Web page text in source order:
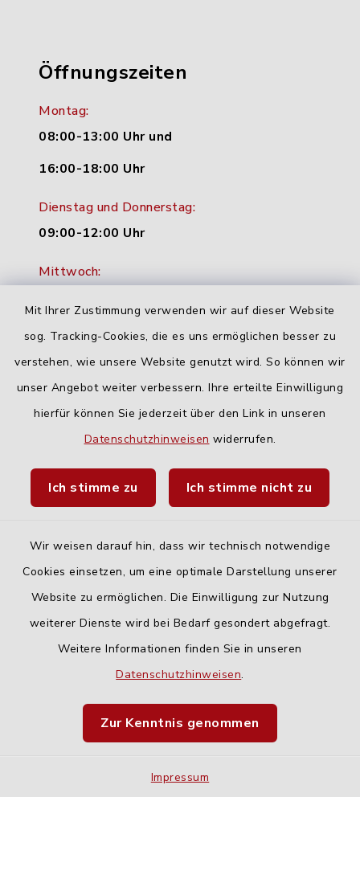
Mit Ihrer Zustimmung verwenden wir auf dieser Website
sog. Tracking-Cookies, die es uns ermöglichen besser zu
verstehen, wie unsere Website genutzt wird. So können wir
unser Angebot weiter verbessern. Ihre erteilte Einwilligung
hierfür können Sie jederzeit über den Link in unseren
Datenschutzhinweisen widerrufen.
Ich stimme zu Ich stimme nicht zu
Wir weisen darauf hin, dass wir technisch notwendige
Cookies einsetzen, um eine optimale Darstellung unserer
Website zu ermöglichen. Die Einwilligung zur Nutzung
weiterer Dienste wird bei Bedarf gesondert abgefragt.
Weitere Informationen finden Sie in unseren
Datenschutzhinweisen.
Zur Kenntnis genommen
Impressum
Öffnungszeiten
Montag:
08:00-13:00 Uhr und
16:00-18:00 Uhr
Dienstag und Donnerstag:
09:00-12:00 Uhr
Mittwoch:
Freitag:
geschlossen
Quicklinks
Fahrplanauskunft DING
Barrierefreiheit
Impressum
Sitemap